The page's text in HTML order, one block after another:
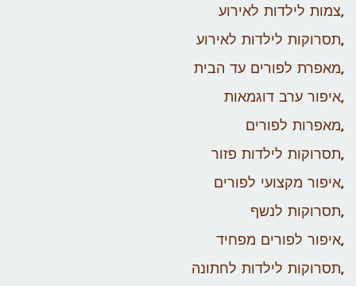
,צמות לילדות לאירוע
,תסרוקות לילדות לאירוע
,מאפרת לפורים עד הבית
,איפור ערב דוגמאות
,מאפרות לפורים
,תסרוקות לילדות פזור
,איפור מקצועי לפורים
,תסרוקות לנשף
,איפור לפורים מפחיד
,תסרוקות לילדות לחתונה